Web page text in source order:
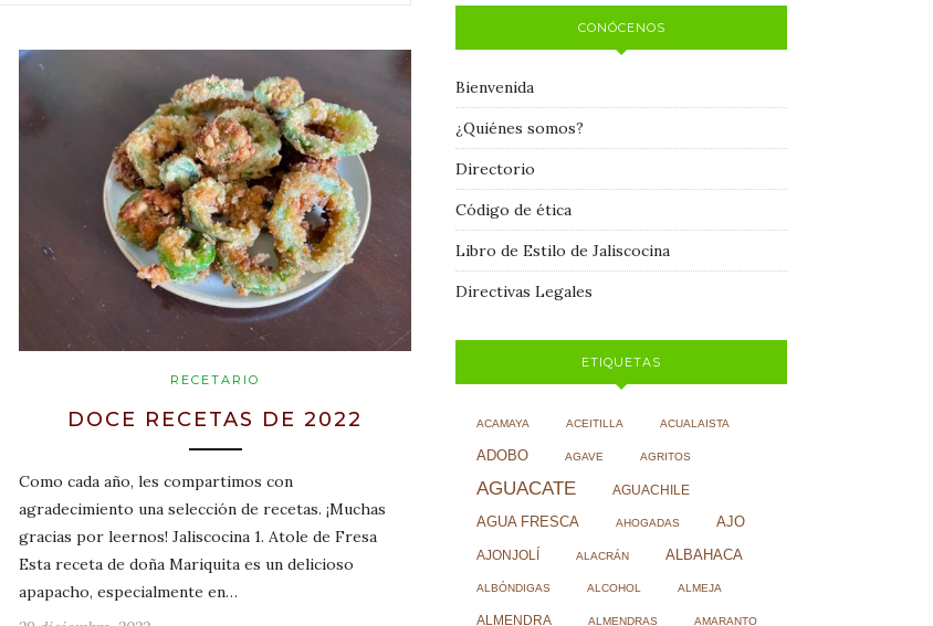
RECETARIO
DOCE RECETAS DE 2022
Como cada año, les compartimos con
agradecimiento una selección de recetas. ¡Muchas
gracias por leernos! Jaliscocina 1. Atole de Fresa
Esta receta de doña Mariquita es un delicioso
apapacho, especialmente en…
CONÓCENOS
Bienvenida
¿Quiénes somos?
Directorio
Código de ética
Libro de Estilo de Jaliscocina
Directivas Legales
ETIQUETAS
ACAMAYA ACEITILLA ACUALAISTA
ADOBO AGAVE AGRITOS
AGUACATE AGUACHILE
AGUA FRESCA AHOGADAS AJO
AJONJOLÍ ALACRÁN ALBAHACA
ALBÓNDIGAS ALCOHOL ALMEJA
ALMENDRA ALMENDRAS AMARANTO